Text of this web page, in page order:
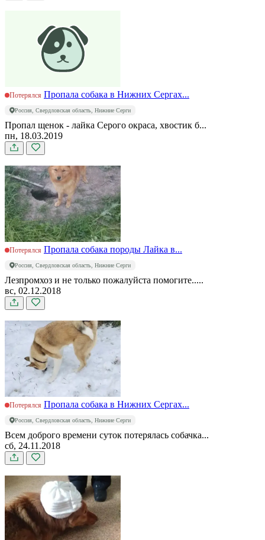
Потерялся Пропала собака в Нижних Сергах...
Россия, Свердловская область, Нижние Серги
Пропал щенок - лайка Серого окраса, хвостик б...
пн, 18.03.2019
Потерялся Пропала собака породы Лайка в...
Россия, Свердловская область, Нижние Серги
Лезпромхоз и не только пожалуйста помогите.....
вс, 02.12.2018
Потерялся Пропала собака в Нижних Сергах...
Россия, Свердловская область, Нижние Серги
Всем доброго времени суток потерялась собачка...
сб, 24.11.2018